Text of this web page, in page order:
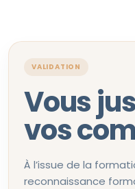
VALIDATION
Vous
vos
À l’issue de la
reconnaissance